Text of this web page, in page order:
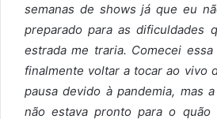
semanas de shows já que eu
preparado para as dificuldades
estrada me traria. Comecei
finalmente voltar a tocar ao vivo
pausa devido à pandemia, mas
não estava pronto para o